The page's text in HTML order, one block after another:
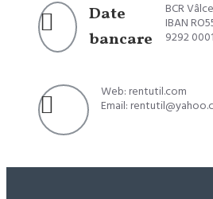
Date
bancare
BCR
IBAN
9292 0001
Web: rentutil.com
Email: